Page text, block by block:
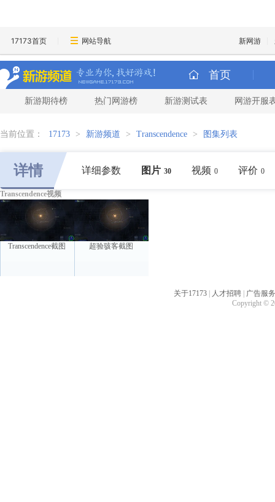
17173首页 网站导航 新网游
首页
新游期待榜 热门网游榜 新游测试表 网游开服
当前位置： 17173 > 新游频道 > Transcendence > 图集列表
详情 详细参数 图片 30 视频 0 评价 0
Transcendence视频
Transcendence截图 超验骇客截图
关于17173 人才招聘
广告服务
Copyright ©